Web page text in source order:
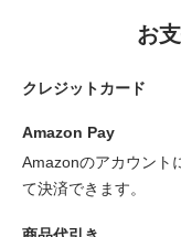
お
クレジットカード
Amazon Pay
Amazonのアカウント
て決済できます。